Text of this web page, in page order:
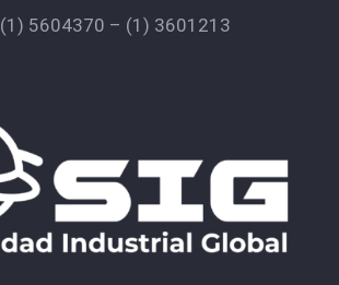
(1) 5604370 – (1) 3601213